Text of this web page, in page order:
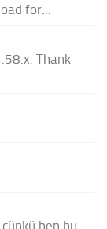
for...
Thank
ben bu